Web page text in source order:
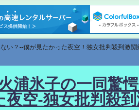
？--僕が見たかった夜空！独女批判殺到激
浦氷子の一同驚
空-独女批判殺